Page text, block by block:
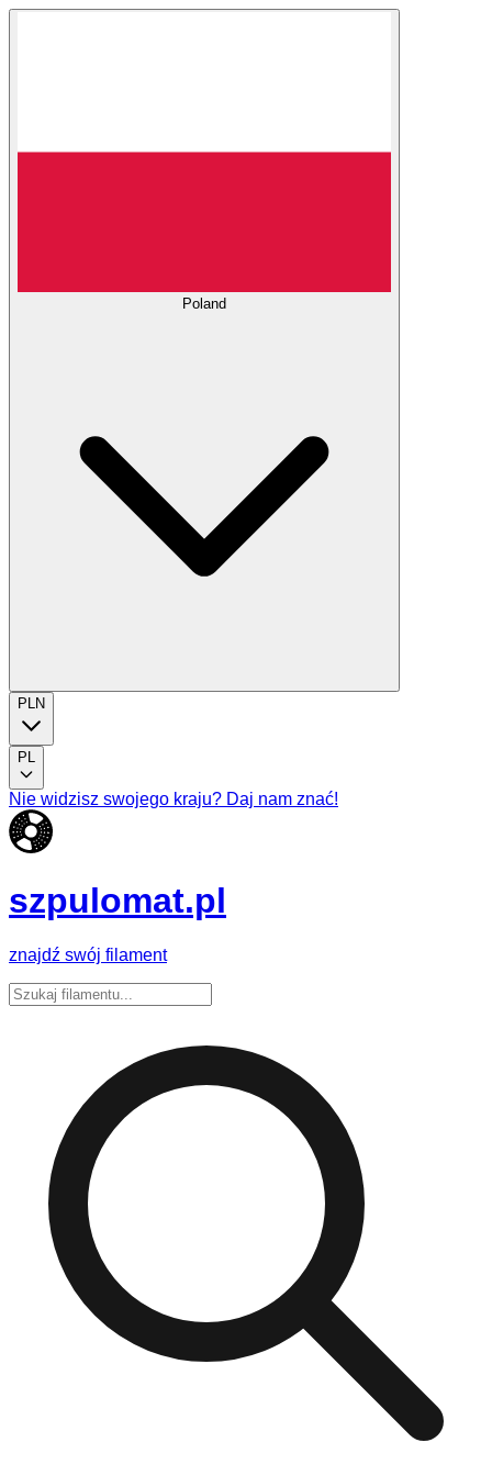
Poland
PLN
PL
Nie widzisz swojego kraju? Daj nam znać!
szpulomat.pl
znajdź swój filament